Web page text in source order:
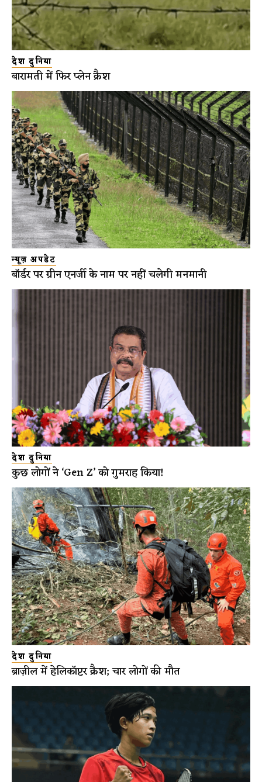
देश दुनिया
बारामती में फिर प्लेन क्रैश
न्यूज़ अपडेट
बॉर्डर पर ग्रीन एनर्जी के नाम पर नहीं चलेगी मनमानी
देश दुनिया
कुछ लोगों ने ‘Gen Z’ को गुमराह किया!
देश दुनिया
ब्राज़ील में हेलिकॉप्टर क्रैश; चार लोगों की मौत